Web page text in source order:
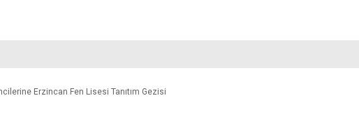
Erzincan Fen Lisesi Tanıtım Gezisi